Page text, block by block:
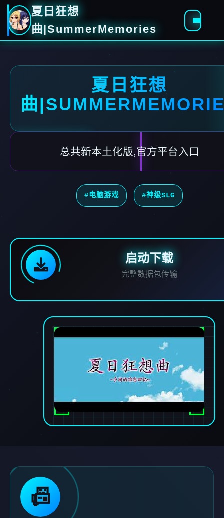
夏日狂想
曲|SummerMemories
夏日狂想
曲
总共新本土化版,官方平台入口
#电脑游戏 #神级SLG
启动下载
完整数据包传输
📠